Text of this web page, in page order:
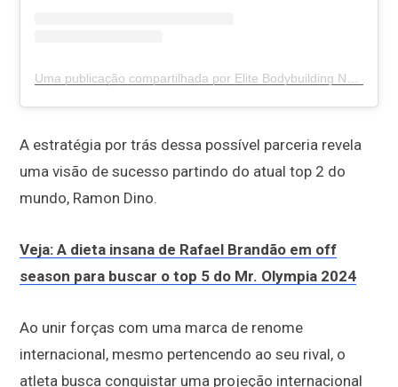
A estratégia por trás dessa possível parceria revela
uma visão de sucesso partindo do atual top 2 do
mundo, Ramon Dino.
Veja: A dieta insana de Rafael Brandão em off
season para buscar o top 5 do Mr. Olympia 2024
Ao unir forças com uma marca de renome
internacional, mesmo pertencendo ao seu rival, o
atleta busca conquistar uma projeção internacional